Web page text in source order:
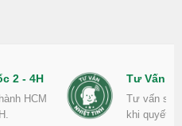
2 - 4H
HCM
Tư Vấn
Tư vấn
khi quyết